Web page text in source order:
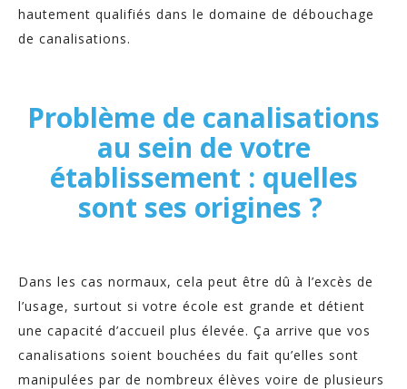
hautement qualifiés dans le domaine de débouchage
de canalisations.
Problème de canalisations
au sein de votre
établissement : quelles
sont ses origines ?
Dans les cas normaux, cela peut être dû à l’excès de
l’usage, surtout si votre école est grande et détient
une capacité d’accueil plus élevée. Ça arrive que vos
canalisations soient bouchées du fait qu’elles sont
manipulées par de nombreux élèves voire de plusieurs